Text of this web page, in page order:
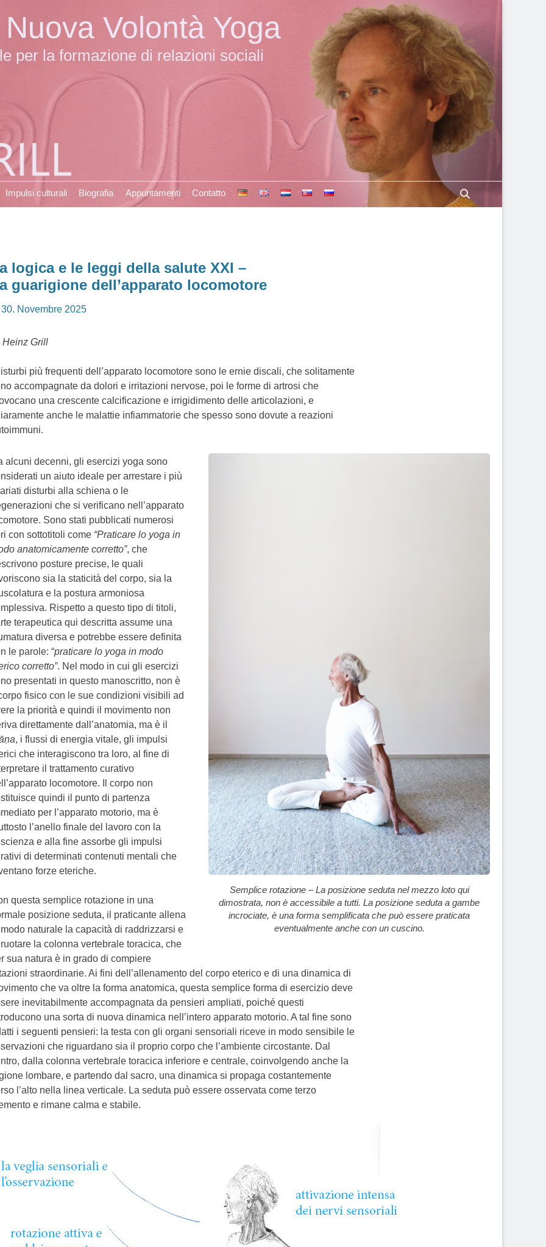
Volontà Yoga
per la formazione di relazioni sociali
Impulsi culturali Biografia Appuntamenti Contatto
logica e le leggi della salute XXI –
guarigione dell’apparato locomotore
30. Novembre 2025
Heinz Grill
più frequenti dell’apparato locomotore sono le ernie discali, che solitamente
accompagnate da dolori e irritazioni nervose, poi le forme di artrosi che
una crescente calcificazione e irrigidimento delle articolazioni, e
anche le malattie infiammatorie che spesso sono dovute a reazioni
Semplice rotazione – La posizione seduta nel mezzo loto qui
dimostrata, non è accessibile a tutti. La posizione seduta a gambe
incrociate, è una forma semplificata che può essere praticata
eventualmente anche con un cuscino.
alcuni decenni, gli esercizi yoga sono
un aiuto ideale per arrestare i più
disturbi alla schiena o le
che si verificano nell’apparato
Sono stati pubblicati numerosi
con sottotitoli come “Praticare lo yoga in
anatomicamente corretto”, che
posture precise, le quali
sia la staticità del corpo, sia la
e la postura armoniosa
Rispetto a questo tipo di titoli,
terapeutica qui descritta assume una
diversa e potrebbe essere definita
le parole: “praticare lo yoga in modo
corretto”. Nel modo in cui gli esercizi
presentati in questo manoscritto, non è
fisico con le sue condizioni visibili ad
la priorità e quindi il movimento non
direttamente dall’anatomia, ma è il
, i flussi di energia vitale, gli impulsi
che interagiscono tra loro, al fine di
il trattamento curativo
locomotore. Il corpo non
quindi il punto di partenza
per l’apparato motorio, ma è
l’anello finale del lavoro con la
e alla fine assorbe gli impulsi
di determinati contenuti mentali che
forze eteriche.
questa semplice rotazione in una
posizione seduta, il praticante allena
naturale la capacità di raddrizzarsi e
la colonna vertebrale toracica, che
sua natura è in grado di compiere
straordinarie. Ai fini dell’allenamento del corpo eterico e di una dinamica di
che va oltre la forma anatomica, questa semplice forma di esercizio deve
inevitabilmente accompagnata da pensieri ampliati, poiché questi
una sorta di nuova dinamica nell’intero apparato motorio. A tal fine sono
i seguenti pensieri: la testa con gli organi sensoriali riceve in modo sensibile le
che riguardano sia il proprio corpo che l’ambiente circostante. Dal
dalla colonna vertebrale toracica inferiore e centrale, coinvolgendo anche la
lombare, e partendo dal sacro, una dinamica si propaga costantemente
l’alto nella linea verticale. La seduta può essere osservata come terzo
e rimane calma e stabile.